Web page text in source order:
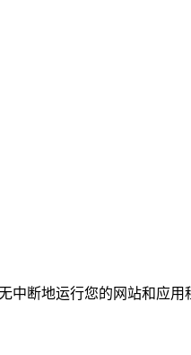
中断地运行您的网站和应用